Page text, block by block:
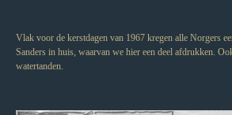
Vlak voor de kerstdagen van 1967 kregen alle Norgers
Sanders in huis, waarvan we hier een deel afdrukken.
watertanden.